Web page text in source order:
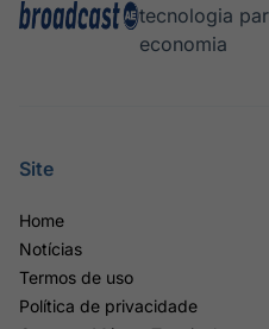
tecnologia
economia
Site
Home
Notícias
Termos de uso
Política de privacidade